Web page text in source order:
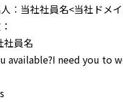
人︰当社社員名<当社ドメ
社員名
available?I need you to